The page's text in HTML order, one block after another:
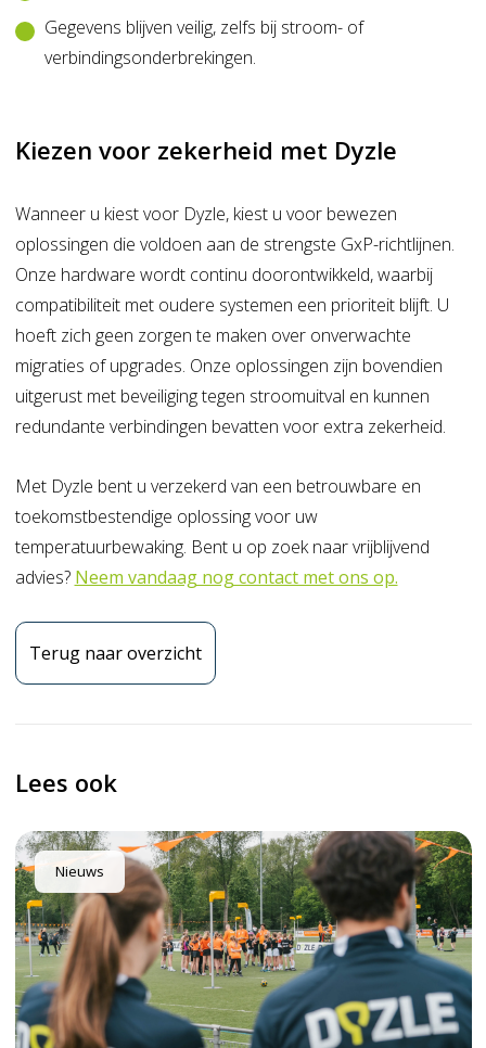
Gegevens blijven veilig, zelfs bij stroom- of
verbindingsonderbrekingen.
Kiezen voor zekerheid met Dyzle
Wanneer u kiest voor Dyzle, kiest u voor bewezen
oplossingen die voldoen aan de strengste GxP-richtlijnen.
Onze hardware wordt continu doorontwikkeld, waarbij
compatibiliteit met oudere systemen een prioriteit blijft. U
hoeft zich geen zorgen te maken over onverwachte
migraties of upgrades. Onze oplossingen zijn bovendien
uitgerust met beveiliging tegen stroomuitval en kunnen
redundante verbindingen bevatten voor extra zekerheid.
Met Dyzle bent u verzekerd van een betrouwbare en
toekomstbestendige oplossing voor uw
temperatuurbewaking. Bent u op zoek naar vrijblijvend
advies? Neem vandaag nog contact met ons op.
Terug naar overzicht
Lees ook
Nieuws